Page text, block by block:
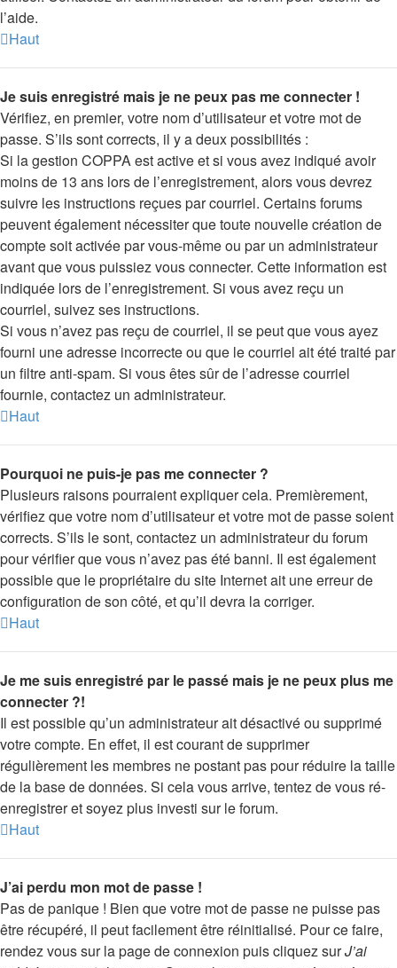
l’aide.
Haut
Je suis enregistré mais je ne peux pas me connecter !
Vérifiez, en premier, votre nom d’utilisateur et votre mot de
passe. S’ils sont corrects, il y a deux possibilités :
Si la gestion COPPA est active et si vous avez indiqué avoir
moins de 13 ans lors de l’enregistrement, alors vous devrez
suivre les instructions reçues par courriel. Certains forums
peuvent également nécessiter que toute nouvelle création de
compte soit activée par vous-même ou par un administrateur
avant que vous puissiez vous connecter. Cette information est
indiquée lors de l’enregistrement. Si vous avez reçu un
courriel, suivez ses instructions.
Si vous n’avez pas reçu de courriel, il se peut que vous ayez
fourni une adresse incorrecte ou que le courriel ait été traité par
un filtre anti-spam. Si vous êtes sûr de l’adresse courriel
fournie, contactez un administrateur.
Haut
Pourquoi ne puis-je pas me connecter ?
Plusieurs raisons pourraient expliquer cela. Premièrement,
vérifiez que votre nom d’utilisateur et votre mot de passe soient
corrects. S’ils le sont, contactez un administrateur du forum
pour vérifier que vous n’avez pas été banni. Il est également
possible que le propriétaire du site Internet ait une erreur de
configuration de son côté, et qu’il devra la corriger.
Haut
Je me suis enregistré par le passé mais je ne peux plus me
connecter ?!
Il est possible qu’un administrateur ait désactivé ou supprimé
votre compte. En effet, il est courant de supprimer
régulièrement les membres ne postant pas pour réduire la taille
de la base de données. Si cela vous arrive, tentez de vous ré-
enregistrer et soyez plus investi sur le forum.
Haut
J’ai perdu mon mot de passe !
Pas de panique ! Bien que votre mot de passe ne puisse pas
être récupéré, il peut facilement être réinitialisé. Pour ce faire,
rendez vous sur la page de connexion puis cliquez surJ’ai